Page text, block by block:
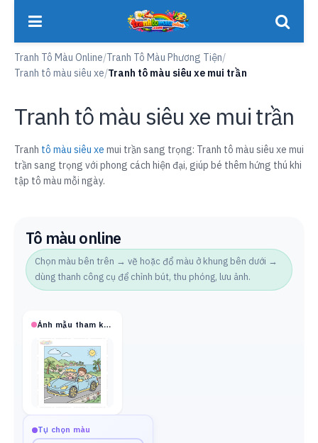
Tranh Tô Màu Online/Tranh Tô Màu Phương Tiện/
Tranh tô màu siêu xe/Tranh tô màu siêu xe mui trần
Tranh tô màu siêu xe mui trần
Tranh tô màu siêu xe mui trần sang trọng: Tranh tô màu siêu xe mui
trần sang trọng với phong cách hiện đại, giúp bé thêm hứng thú khi
tập tô màu mỗi ngày.
Tô màu online
Chọn màu bên trên → vẽ hoặc đổ màu ở khung bên dưới →
dùng thanh công cụ để chỉnh bút, thu phóng, lưu ảnh.
Ảnh mẫu tham khảo
Tự chọn màu